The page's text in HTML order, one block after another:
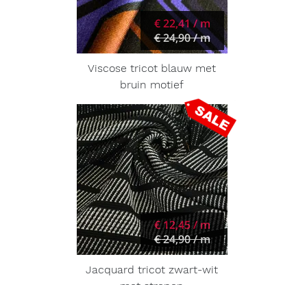
€ 22,41 / m
€ 24,90 / m
Viscose tricot blauw met
bruin motief
€ 12,45 / m
€ 24,90 / m
Jacquard tricot zwart-wit